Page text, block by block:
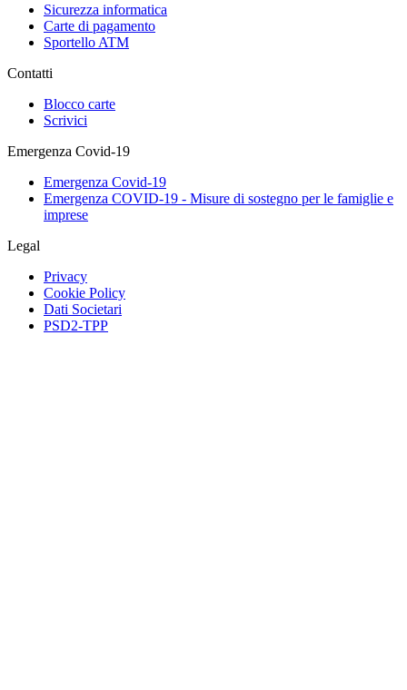
Sicurezza informatica
Carte di pagamento
Sportello ATM
Contatti
Blocco carte
Scrivici
Emergenza Covid-19
Emergenza Covid-19
Emergenza COVID-19 - Misure di sostegno per le famiglie e
imprese
Legal
Privacy
Cookie Policy
Dati Societari
PSD2-TPP